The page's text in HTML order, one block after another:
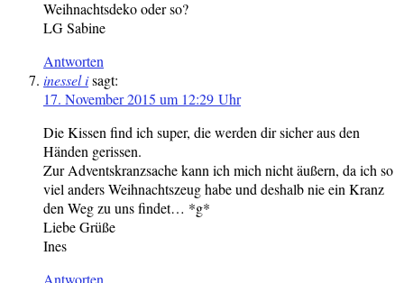
Weihnachtsdeko oder so?
LG Sabine
Antworten
inessel isagt:
17. November 2015 um 12:29 Uhr
Die Kissen find ich super, die werden dir sicher aus den
Händen gerissen.
Zur Adventskranzsache kann ich mich nicht äußern, da ich so
viel anders Weihnachtszeug habe und deshalb nie ein Kranz
den Weg zu uns findet… *g*
Liebe Grüße
Ines